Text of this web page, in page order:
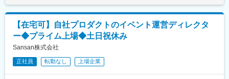
タイトル以上の作品があり、ホールに行けば必ず並んでいるヒッ
ト機種を量産しています！
リピート発注から新規まで多数のクライアントからお声がけいた
だいています。
＜アットホームな社風＞
1つのものをチームで創り上げていくことが多いため、アットホー
センティブ、年間の実績・評価によって変動あり賃金はあくまで
も目安の金額であり、選考を通じて上下する可能性があります。
月給(月額)は固定手当を含めた表記です。
【在宅可】自社プロダクトのイベント運営ディレクタ
ー◆プライム上場◆土日祝休み
Sansan株式会社
正社員 転勤なし 上場企業